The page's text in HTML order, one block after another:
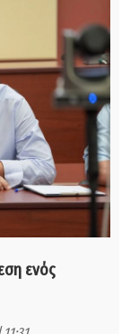
ενός